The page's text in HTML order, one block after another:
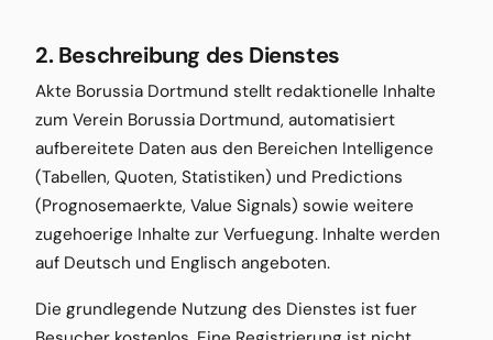
2. Beschreibung des Dienstes
Akte Borussia Dortmund stellt redaktionelle Inhalte
zum Verein Borussia Dortmund, automatisiert
aufbereitete Daten aus den Bereichen Intelligence
(Tabellen, Quoten, Statistiken) und Predictions
(Prognosemaerkte, Value Signals) sowie weitere
zugehoerige Inhalte zur Verfuegung. Inhalte werden
auf Deutsch und Englisch angeboten.
Die grundlegende Nutzung des Dienstes ist fuer